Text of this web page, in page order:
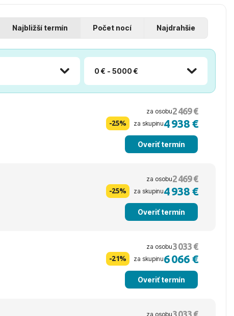
Najbližší termín Počet nocí Najdrahšie
0 € - 5000 €
za osobu2 469 €
-25% za skupinu4 938 €
Overiť termín
za osobu2 469 €
-25% za skupinu4 938 €
Overiť termín
za osobu3 033 €
-21% za skupinu6 066 €
Overiť termín
za osobu3 033 €